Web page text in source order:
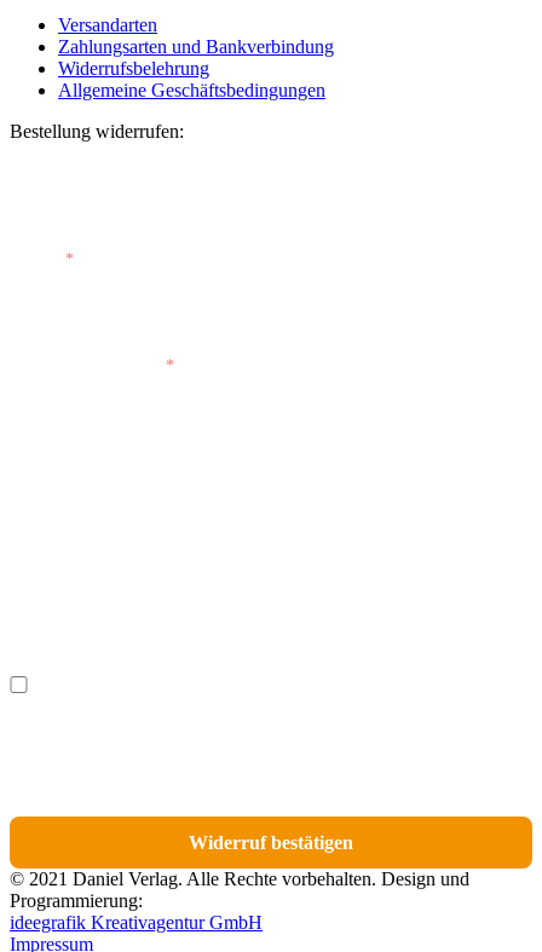
Versandarten
Zahlungsarten und Bankverbindung
Widerrufsbelehrung
Allgemeine Geschäftsbedingungen
Bestellung widerrufen:
*
*
Ich möchte bestimmte Positionen für den Widerruf
Widerruf bestätigen
© 2021 Daniel Verlag. Alle Rechte vorbehalten. Design und
Programmierung:
ideegrafik Kreativagentur GmbH
Impressum